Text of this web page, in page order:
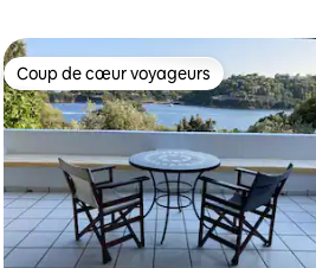
Coup de cœur voyageurs
Coup de cœur voyageurs